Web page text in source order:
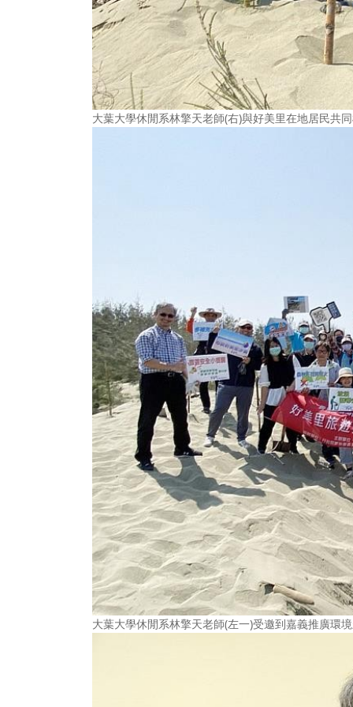
大葉大學休閒系林擎天老師(右)與好美里在地居民共
大葉大學休閒系林擎天老師(左一)受邀到嘉義推廣環